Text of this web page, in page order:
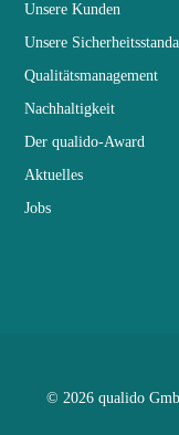
Unsere Kunden
Unsere
Qualitätsmanagement
Nachhaltigkeit
Der qualido-Award
Aktuelles
Jobs
© 2026 qualido